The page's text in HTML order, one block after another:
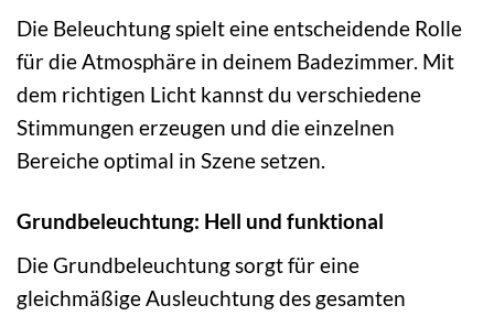
Die Beleuchtung spielt eine entscheidende Rolle
für die Atmosphäre in deinem Badezimmer. Mit
dem richtigen Licht kannst du verschiedene
Stimmungen erzeugen und die einzelnen
Bereiche optimal in Szene setzen.
Grundbeleuchtung: Hell und funktional
Die Grundbeleuchtung sorgt für eine
gleichmäßige Ausleuchtung des gesamten